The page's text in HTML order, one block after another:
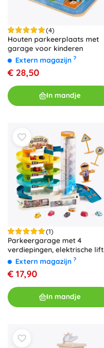
(4)
Houten parkeerplaats met
garage voor kinderen
Extern magazijn ?
€ 28,50
In mandje
(1)
Parkeergarage met 4
verdiepingen, elektrische lift
en 6 autootjes
Extern magazijn ?
€ 17,90
In mandje